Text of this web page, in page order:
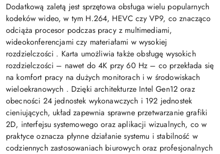
Dodatkową zaletą jest sprzętowa obsługa wielu popularnych
kodeków wideo, w tym H.264, HEVC czy VP9, co znacząco
odciąża procesor podczas pracy z multimediami,
wideokonferencjami czy materiałami w wysokiej
rozdzielczości . Karta umożliwia także obsługę wysokich
rozdzielczości – nawet do 4K przy 60 Hz – co przekłada się
na komfort pracy na dużych monitorach i w środowiskach
wieloekranowych . Dzięki architekturze Intel Gen12 oraz
obecności 24 jednostek wykonawczych i 192 jednostek
cieniujących, układ zapewnia sprawne przetwarzanie grafiki
2D, interfejsu systemowego oraz aplikacji wizualnych, co w
praktyce oznacza płynne działanie systemu i stabilność w
codziennych zastosowaniach biurowych oraz profesjonalnych